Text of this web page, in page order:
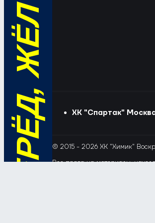
ХК "Спартак"
© 2015 - 2026 ХК "Химик"
Все права на материалы,